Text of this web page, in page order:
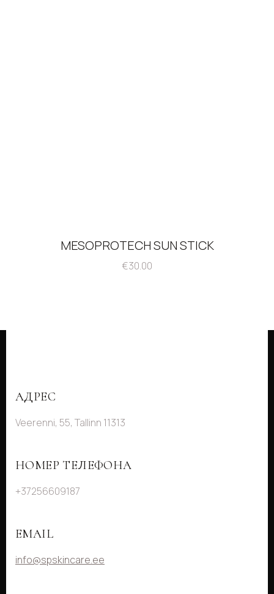
MESOPROTECH SUN STICK
€30.00
АДРЕС
Veerenni, 55, Tallinn 11313
НОМЕР ТЕЛЕФОНА
+37256609187
EMAIL
info@spskincare.ee